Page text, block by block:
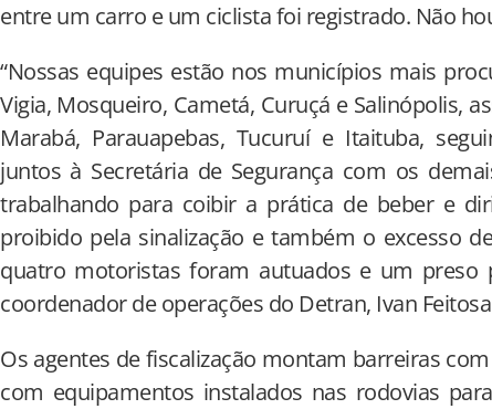
entre um carro e um ciclista foi registrado. Não
“Nossas equipes estão nos municípios mais
Vigia, Mosqueiro, Cametá, Curuçá e Salinópolis,
Marabá, Parauapebas, Tucuruí e Itaituba,
juntos à Secretária de Segurança com os
trabalhando para coibir a prática de beber e
proibido pela sinalização e também o excesso
quatro motoristas foram autuados e um preso
coordenador de operações do Detran, Ivan
Os agentes de fiscalização montam barreiras
com equipamentos instalados nas rodovias